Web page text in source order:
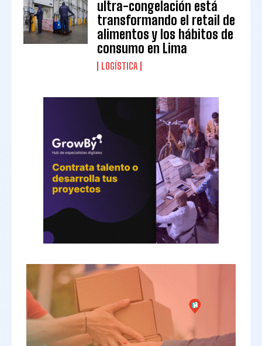
ultra-congelación está
transformando el retail de
alimentos y los hábitos de
consumo en Lima
LOGÍSTICA